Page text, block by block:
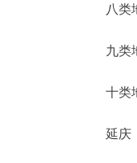
八类地
九类地
十类地
延庆